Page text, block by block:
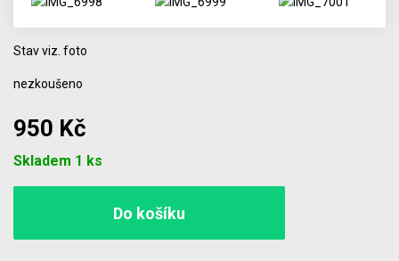
Stav viz. foto
nezkoušeno
950 Kč
Skladem 1 ks